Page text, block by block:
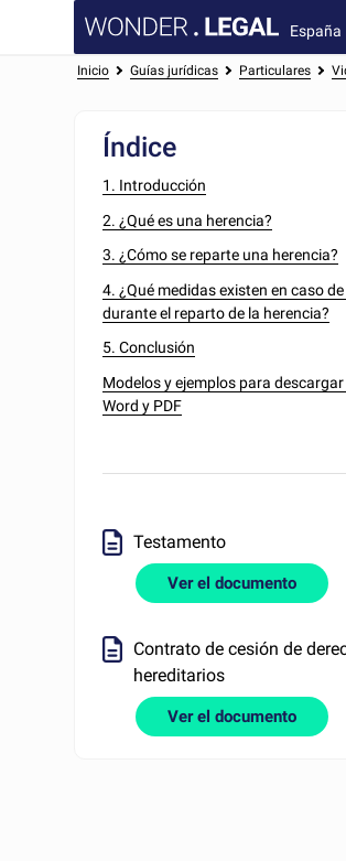
España
Inicio Guías jurídicas Particulares
Índice
1. Introducción
2. ¿Qué es una herencia?
3. ¿Cómo se reparte una herencia?
4. ¿Qué medidas existen en caso
durante el reparto de la herencia?
5. Conclusión
Modelos y ejemplos para
Word y PDF
Testamento
Ver el documento
Contrato de cesión de
hereditarios
Ver el documento